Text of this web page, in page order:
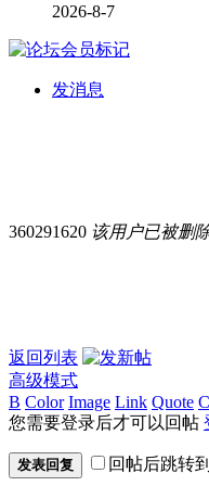
2026-8-7
发消息
360291620 该用户已被删
返回列表
高级模式
B Color Image Link Quote
您需要登录后才可以回帖
发表回复 回帖后跳转